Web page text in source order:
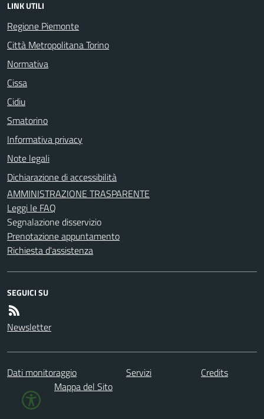
LINK UTILI
Regione Piemonte
Città Metropolitana Torino
Normativa
Cissa
Cidiu
Smatorino
Informativa privacy
Note legali
Dichiarazione di accessibilità
AMMINISTRAZIONE TRASPARENTE
Leggi le FAQ
Segnalazione disservizio
Prenotazione appuntamento
Richiesta d'assistenza
SEGUICI SU
Newsletter
Dati monitoraggio Servizi
Credits
Mappa del Sito